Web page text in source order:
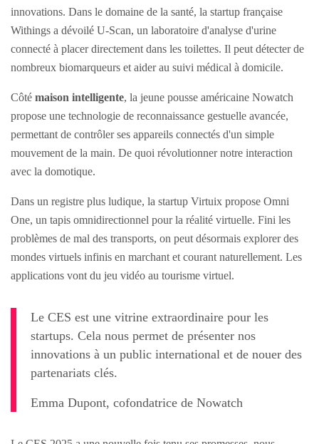
innovations. Dans le domaine de la santé, la startup française
Withings a dévoilé U-Scan, un laboratoire d'analyse d'urine
connecté à placer directement dans les toilettes. Il peut détecter de
nombreux biomarqueurs et aider au suivi médical à domicile.
Côté maison intelligente, la jeune pousse américaine Nowatch
propose une technologie de reconnaissance gestuelle avancée,
permettant de contrôler ses appareils connectés d'un simple
mouvement de la main. De quoi révolutionner notre interaction
avec la domotique.
Dans un registre plus ludique, la startup Virtuix propose Omni
One, un tapis omnidirectionnel pour la réalité virtuelle. Fini les
problèmes de mal des transports, on peut désormais explorer des
mondes virtuels infinis en marchant et courant naturellement. Les
applications vont du jeu vidéo au tourisme virtuel.
Le CES est une vitrine extraordinaire pour les
startups. Cela nous permet de présenter nos
innovations à un public international et de nouer des
partenariats clés.
Emma Dupont, cofondatrice de Nowatch